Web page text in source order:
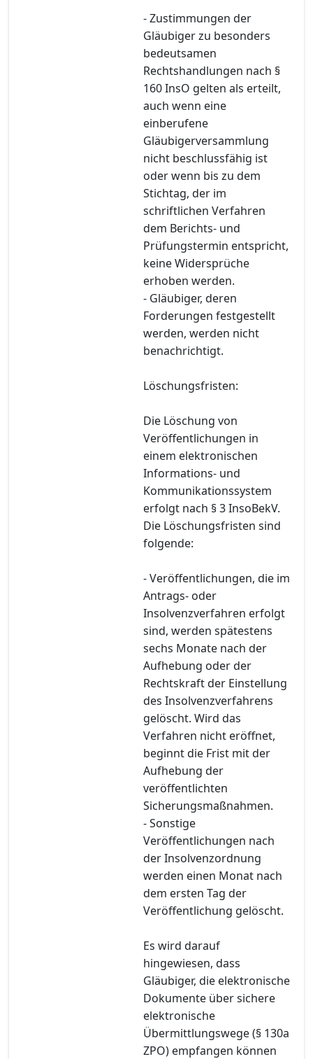
- Zustimmungen der
Gläubiger zu besonders
bedeutsamen
Rechtshandlungen nach §
160 InsO gelten als erteilt,
auch wenn eine
einberufene
Gläubigerversammlung
nicht beschlussfähig ist
oder wenn bis zu dem
Stichtag, der im
schriftlichen Verfahren
dem Berichts- und
Prüfungstermin entspricht,
keine Widersprüche
erhoben werden.
- Gläubiger, deren
Forderungen festgestellt
werden, werden nicht
benachrichtigt.
Löschungsfristen:
Die Löschung von
Veröffentlichungen in
einem elektronischen
Informations- und
Kommunikationssystem
erfolgt nach § 3 InsoBekV.
Die Löschungsfristen sind
folgende:
- Veröffentlichungen, die im
Antrags- oder
Insolvenzverfahren erfolgt
sind, werden spätestens
sechs Monate nach der
Aufhebung oder der
Rechtskraft der Einstellung
des Insolvenzverfahrens
gelöscht. Wird das
Verfahren nicht eröffnet,
beginnt die Frist mit der
Aufhebung der
veröffentlichten
Sicherungsmaßnahmen.
- Sonstige
Veröffentlichungen nach
der Insolvenzordnung
werden einen Monat nach
dem ersten Tag der
Veröffentlichung gelöscht.
Es wird darauf
hingewiesen, dass
Gläubiger, die elektronische
Dokumente über sichere
elektronische
Übermittlungswege (§ 130a
ZPO) empfangen können